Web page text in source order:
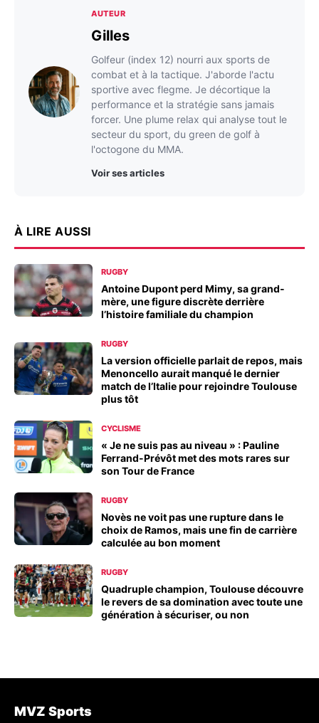
AUTEUR
Gilles
Golfeur (index 12) nourri aux sports de
combat et à la tactique. J'aborde l'actu
sportive avec flegme. Je décortique la
performance et la stratégie sans jamais
forcer. Une plume relax qui analyse tout le
secteur du sport, du green de golf à
l'octogone du MMA.
Voir ses articles
À LIRE AUSSI
RUGBY
Antoine Dupont perd Mimy, sa grand-
mère, une figure discrète derrière
l’histoire familiale du champion
RUGBY
La version officielle parlait de repos, mais
Menoncello aurait manqué le dernier
match de l’Italie pour rejoindre Toulouse
plus tôt
CYCLISME
« Je ne suis pas au niveau » : Pauline
Ferrand-Prévôt met des mots rares sur
son Tour de France
RUGBY
Novès ne voit pas une rupture dans le
choix de Ramos, mais une fin de carrière
calculée au bon moment
RUGBY
Quadruple champion, Toulouse découvre
le revers de sa domination avec toute une
génération à sécuriser, ou non
MVZ Sports